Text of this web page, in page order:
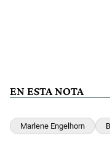
EN ESTA NOTA
Marlene Engelhorn